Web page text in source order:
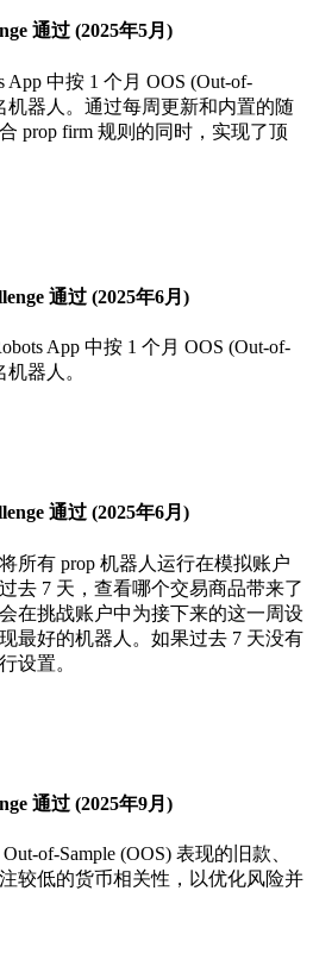
通过 (2025年5月)
App 中按 1 个月 OOS (Out-of-
机器人。通过每周更新和内置的随
prop firm 规则的同时，实现了顶
通过 (2025年6月)
App 中按 1 个月 OOS (Out-of-
器人。
通过 (2025年6月)
所有 prop 机器人运行在模拟账户
去 7 天，查看哪个交易商品带来了
在挑战账户中为接下来的这一周设
最好的机器人。如果过去 7 天没有
设置。
通过 (2025年9月)
of-Sample (OOS) 表现的旧款、
较低的货币相关性，以优化风险并